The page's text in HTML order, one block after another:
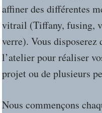
affiner des différentes
vitrail (Tiffany, fusing,
verre). Vous disposerez
l’atelier pour réaliser
projet ou de plusieurs
Nous commençons